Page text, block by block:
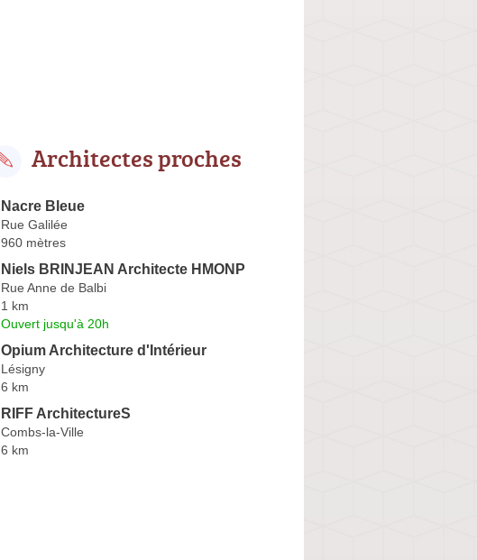
Architectes proches
Nacre Bleue
Rue Galilée
960 mètres
Niels BRINJEAN Architecte HMONP
Rue Anne de Balbi
1 km
Ouvert jusqu'à 20h
Opium Architecture d'Intérieur
Lésigny
6 km
RIFF ArchitectureS
Combs-la-Ville
6 km